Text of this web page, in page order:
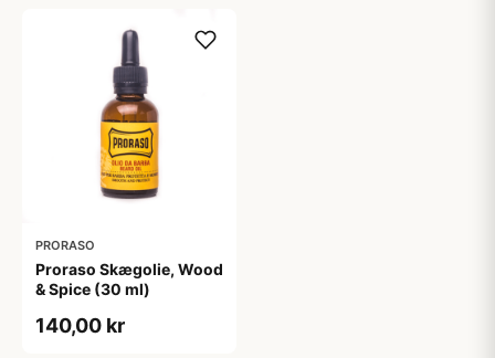
PRORASO
Proraso Skægolie, Wood
& Spice (30 ml)
140,00 kr